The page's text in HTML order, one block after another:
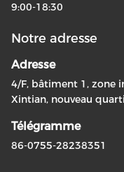
9:00-18:30
Notre adresse
Adresse
4/F, bâtiment 1, zone
Xintian, nouveau
Télégramme
86-0755-28238351